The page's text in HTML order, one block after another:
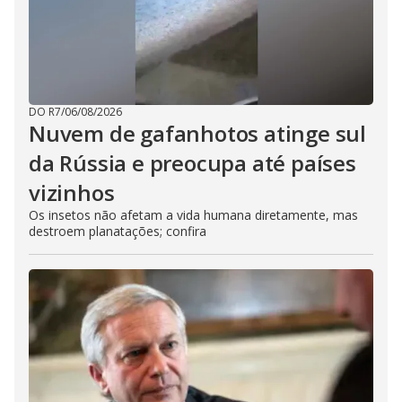
d
e
o
DO R7/06/08/2026
Nuvem de gafanhotos atinge sul
da Rússia e preocupa até países
vizinhos
Os insetos não afetam a vida humana diretamente, mas
destroem planatações; confira